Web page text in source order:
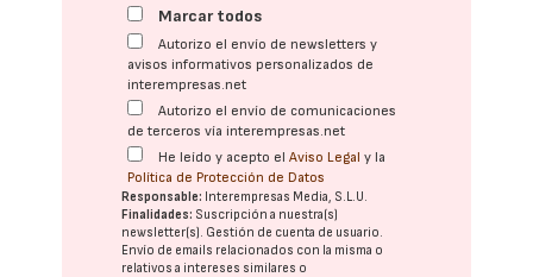
Marcar todos
Autorizo el envío de newsletters y
avisos informativos personalizados de
interempresas.net
Autorizo el envío de comunicaciones
de terceros vía interempresas.net
He leído y acepto elAviso Legal y la
Política de Protección de Datos
Responsable: Interempresas Media, S.L.U.
Finalidades: Suscripción a nuestra(s)
newsletter(s). Gestión de cuenta de usuario.
Envío de emails relacionados con la misma o
relativos a intereses similares o